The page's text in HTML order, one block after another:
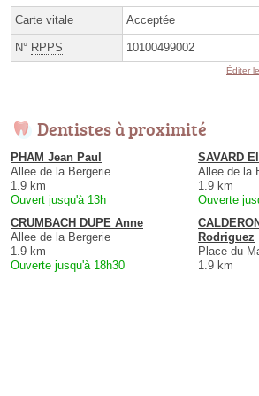
Carte vitale Acceptée
N° RPPS 10100499002
Éditer
Dentistes à proximité
PHAM Jean Paul
Allee de la Bergerie
1.9 km
Ouvert jusqu'à 13h
SAVARD
Allee de la
1.9 km
Ouverte
CRUMBACH DUPE Anne
Allee de la Bergerie
1.9 km
Ouverte jusqu'à 18h30
Rodriguez
Place du
1.9 km